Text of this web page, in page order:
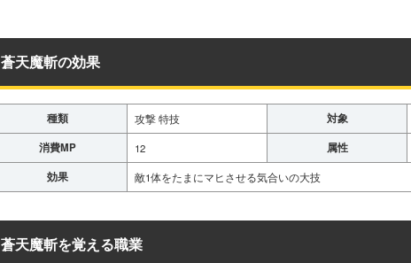
蒼天魔斬の効果
種類 攻撃 特技 対象
消費MP 12 属性
効果 敵1体をたまにマヒさせる気合いの大技
蒼天魔斬を覚える職業